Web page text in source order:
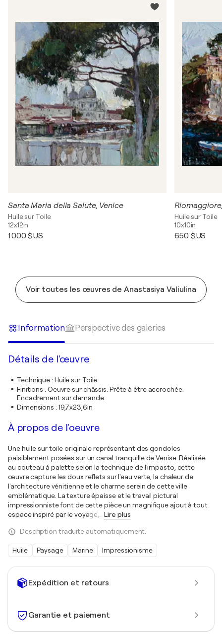
Expédition et retours
Garantie et paiement
Santa Maria della Salute, Venice
Huile sur Toile
12x12in
1 000 $US
Huile sur Toile
10x10in
650 $US
Voir toutes les œuvres de Anastasiya Valiulina
Information Perspective des galeries
Détails de l'œuvre
Technique: Huile sur Toile
Finitions : Oeuvre sur châssis. Prête à être accrochée.
Encadrement sur demande.
Dimensions : 19,7x23,6in
À propos de l'oeuvre
Une huile sur toile originale représentant des gondoles
paisiblement posées sur un canal tranquille de Venise. Réalisée
au couteau à palette selon la technique de l'impasto, cette
œuvre capture les doux reflets sur l'eau verte, la chaleur de
l'architecture vénitienne et le charme serein de cette ville
emblématique. La texture épaisse et le travail pictural
impressionniste font de cette pièce un magnifique ajout à tout
espace inspiré par le voyage,
Lire plus
Description traduite automatiquement.
Huile Paysage Marine Impressionisme